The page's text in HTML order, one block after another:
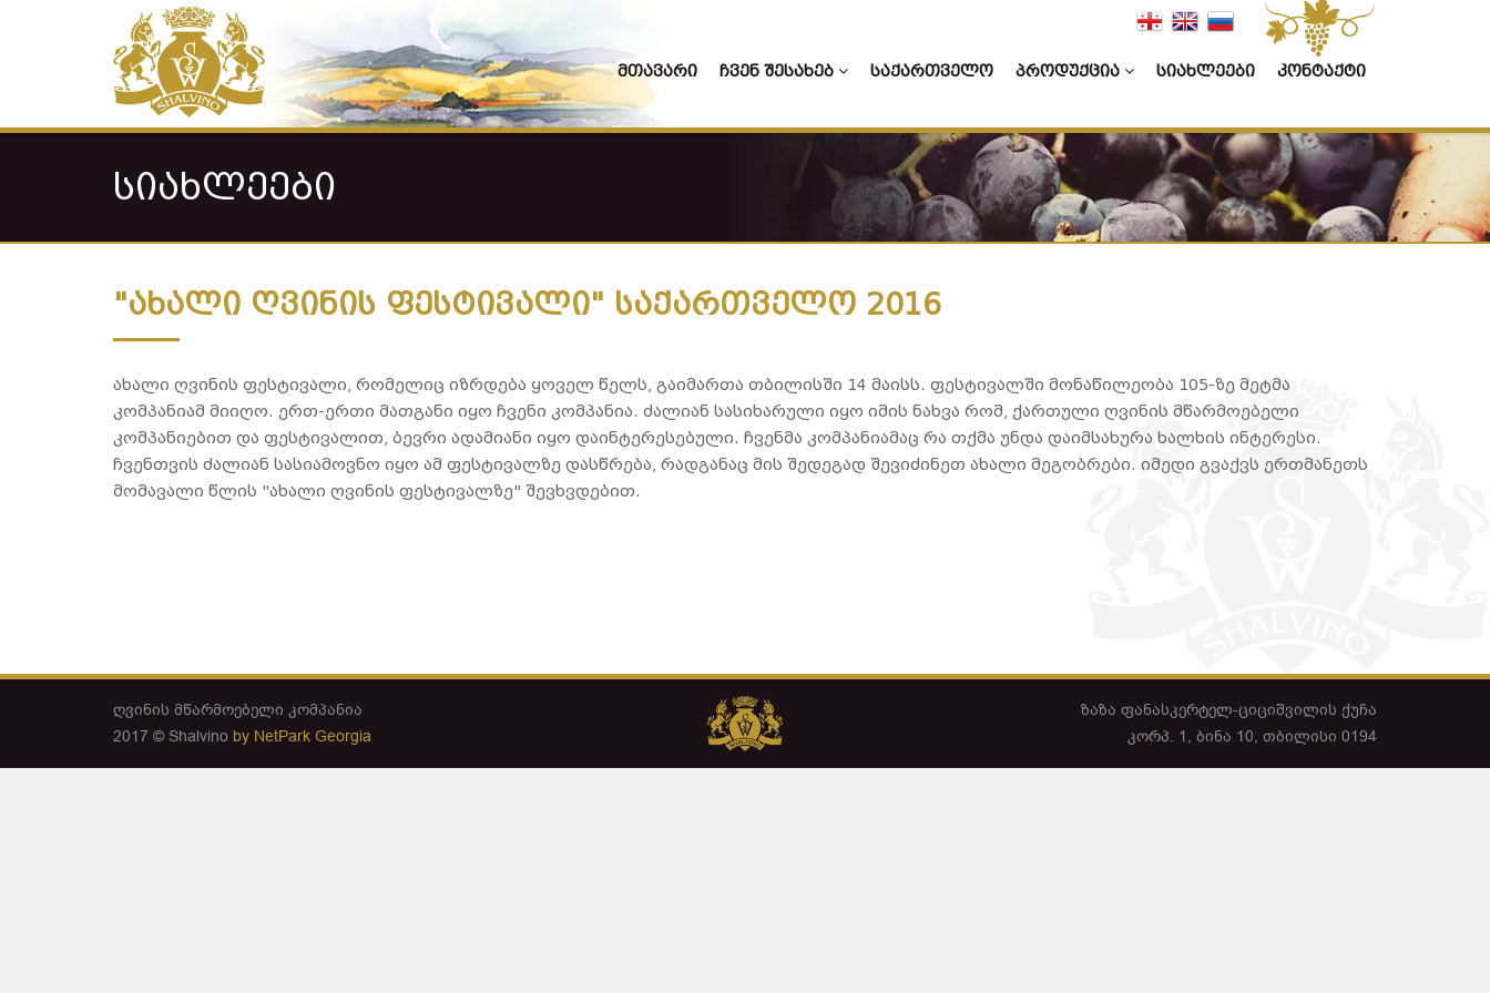
ᲛᲗᲐᲕᲐᲠᲘ ᲩᲕᲔᲜ ᲨᲔᲡᲐᲮᲔᲑ ᲡᲐᲥᲐᲠᲗᲕᲔᲚᲝ ᲞᲠᲝᲓᲣᲥᲪᲘᲐ ᲡᲘᲐᲮᲚᲔᲔᲑᲘ ᲙᲝᲜᲢᲐᲥᲢᲘ
ᲡᲘᲐᲮᲚᲔᲔᲑᲘ
"ახალი ღვინის ფესტივალი" საქართველო 2016
ახალი ღვინის ფესტივალი, რომელიც იზრდება ყოველ წელს, გაიმართა თბილისში 14 მაისს. ფესტივალში მონაწილეობა 105-ზე მეტმა
კომპანიამ მიიღო. ერთ-ერთი მათგანი იყო ჩვენი კომპანია. ძალიან სასიხარული იყო იმის ნახვა რომ, ქართული ღვინის მწარმოებელი
კომპანიებით და ფესტივალით, ბევრი ადამიანი იყო დაინტერესებული. ჩვენმა კომპანიამაც რა თქმა უნდა დაიმსახურა ხალხის ინტერესი.
ჩვენთვის ძალიან სასიამოვნო იყო ამ ფესტივალზე დასწრება, რადგანაც მის შედეგად შევიძინეთ ახალი მეგობრები. იმედი გვაქვს ერთმანეთს
მომავალი წლის "ახალი ღვინის ფესტივალზე" შევხვდებით.
ღვინის მწარმოებელი კომპანია
2017 © Shalvino by NetPark Georgia
ზაზა ფანასკერტელ-ციციშვილის ქუჩა
კორპ. 1, ბინა 10, თბილისი 0194